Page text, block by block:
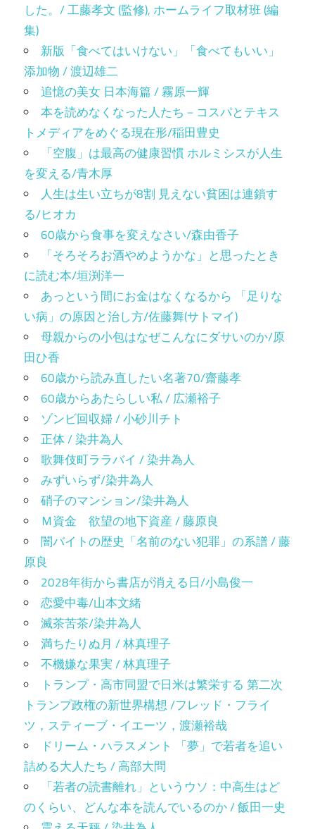
した。/ 工藤孝文 (監修), ホームライフ取材班 (編
集)
新版「食べてはいけない」「食べてもいい」
添加物 / 渡辺雄二
追憶の美女 日本海篇 / 霧原一輝
本を読めなくなった人たち－コスパとテキス
トメディアをめぐる現在形/稲田豊史
「空腹」は最高の健康習慣 ホルミシスが人生
を変える/青木厚
人生は生い立ちが8割 見えない貧困は連鎖す
る/ヒオカ
60歳から食事を変えなさい/森由香子
「そろそろお酒やめようかな」と思ったとき
に読む本/垣渕洋一
あっという間にお金はなくなるから 「足りな
い病」の原因と治し方/佐藤舞(サトマイ)
母親からの小包はなぜこんなにダサいのか/原
田ひ香
60歳から読み直したい名著70/齋藤孝
60歳からあたらしい私 / 広瀬裕子
ゾンビ回収婦 / 小砂川チト
正体 / 染井為人
歌舞伎町ララバイ / 染井為人
みずいらず/染井為人
硝子のマンション/染井為人
Ｍ資金 欲望の地下資産 / 藤原良
闇バイトの歴史「名前のない犯罪」の系譜 / 藤
原良
2028年街から書店が消える日/小島俊一
恋愛中毒/山本文緒
滅茶苦茶/染井為人
満ちたりぬ月 / 林真理子
不機嫌な果実 / 林真理子
トランプ・高市同盟で日米は繁栄する 第二次
トランプ政権の新世界構想 /フレッド・フライ
ツ，スティーブ・イエーツ，渡瀬裕哉
ドリーム・ハラスメント 「夢」で若者を追い
詰める大人たち / 高部大問
「若者の読書離れ」というウソ：中高生はど
のくらい、どんな本を読んでいるのか / 飯田一史